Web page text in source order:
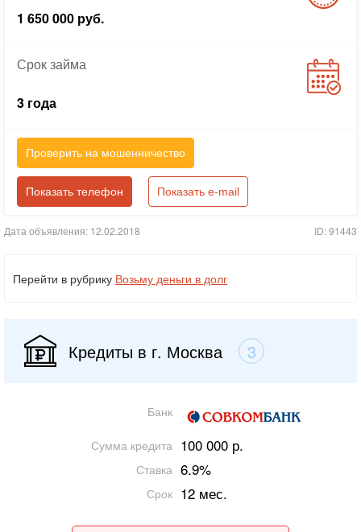
1 650 000 руб.
Срокзайма
3 года
Проверить на мошенничество
Показать телефон Показать e-mail
Дата объявления: 12.02.2018 ID: 91443
Перейти в рубрику Возьму деньги в долг
Кредиты в г. Москва 3
Банк
Сумма кредита 100 000 р.
Ставка 6.9%
Срок 12 мес.